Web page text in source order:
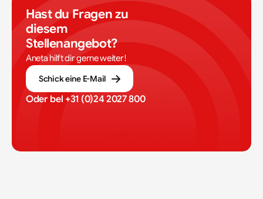
Hast du Fragen zu
diesem
Stellenangebot?
Aneta hilft dir gerne weiter!
Schick eine E-Mail
Oder bel +31 (0)24 2027 800